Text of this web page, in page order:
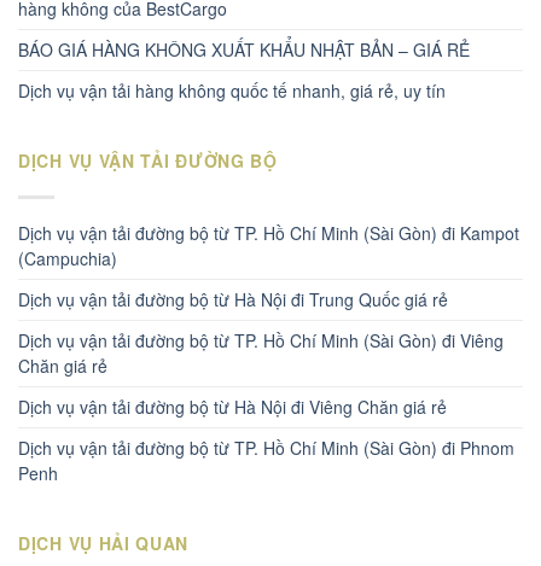
hàng không của BestCargo
BÁO GIÁ HÀNG KHÔNG XUẤT KHẨU NHẬT BẢN – GIÁ RẺ
Dịch vụ vận tải hàng không quốc tế nhanh, giá rẻ, uy tín
DỊCH VỤ VẬN TẢI ĐƯỜNG BỘ
Dịch vụ vận tải đường bộ từ TP. Hồ Chí Minh (Sài Gòn) đi Kampot
(Campuchia)
Dịch vụ vận tải đường bộ từ Hà Nội đi Trung Quốc giá rẻ
Dịch vụ vận tải đường bộ từ TP. Hồ Chí Minh (Sài Gòn) đi Viêng
Chăn giá rẻ
Dịch vụ vận tải đường bộ từ Hà Nội đi Viêng Chăn giá rẻ
Dịch vụ vận tải đường bộ từ TP. Hồ Chí Minh (Sài Gòn) đi Phnom
Penh
DỊCH VỤ HẢI QUAN